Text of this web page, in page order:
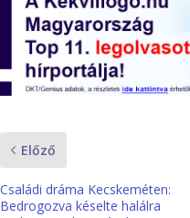
Előző
Családi dráma Kecskeméten:
Bedrogozva késelte halálra